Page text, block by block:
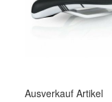
Ausverkauf Artikel